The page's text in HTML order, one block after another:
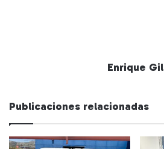
Enrique Gil
Publicaciones relacionadas